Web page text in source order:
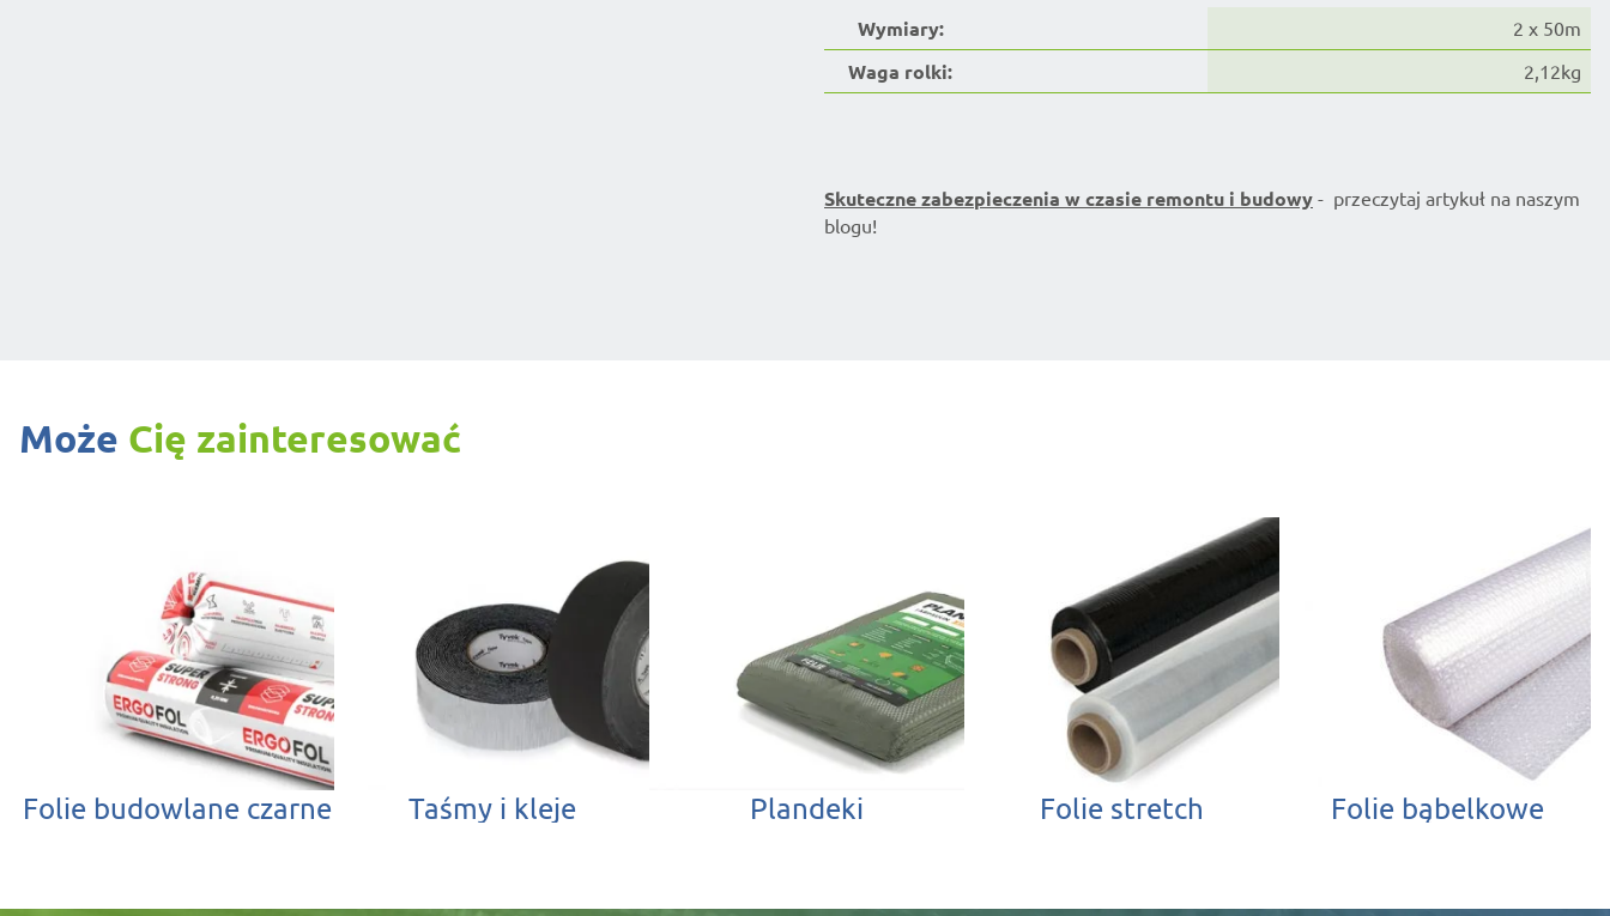
Wymiary: 2 x 50m
Waga rolki: 2,12kg
Skuteczne zabezpieczenia w czasie remontu i budowy - przeczytaj artykuł na naszym
blogu!
Może Cię zainteresować
Folie budowlane czarne Taśmy i kleje Plandeki Folie stretch Folie bąbelkowe